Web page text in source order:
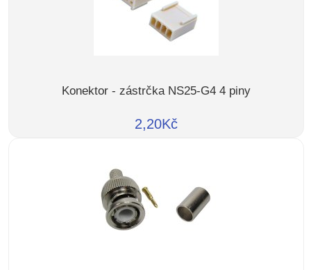
Konektor - zástrčka NS25-G4 4 piny
2,20Kč